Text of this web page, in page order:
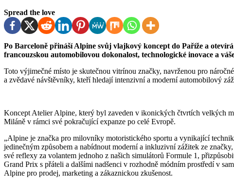
Spread the love
Po Barceloně přináší Alpine svůj vlajkový koncept do Paříže a otevírá dveře svého Atelieru. Zážitkový prostor oslavuje
francouzskou automobilovou dokonalost, technologické inovace a
Toto výjimečné místo je skutečnou vitrínou značky, navrženou pro
a zvědavé návštěvníky, kteří hledají intenzivní a moderní automobilový
Koncept Atelier Alpine, který byl zaveden v ikonických čtvrtích velkých
Miláně v rámci své pokračující expanze po celé Evropě.
„Alpine je značka pro milovníky motoristického sportu a vynikající
jedinečným způsobem a nabídnout moderní a inkluzivní zážitek ze
své reflexy za volantem jednoho z našich simulátorů Formule 1,
Grand Prix s přáteli a dalšími nadšenci v rozhodně módním prostředí v
Alpine pro prodej, marketing a zákaznickou zkušenost.